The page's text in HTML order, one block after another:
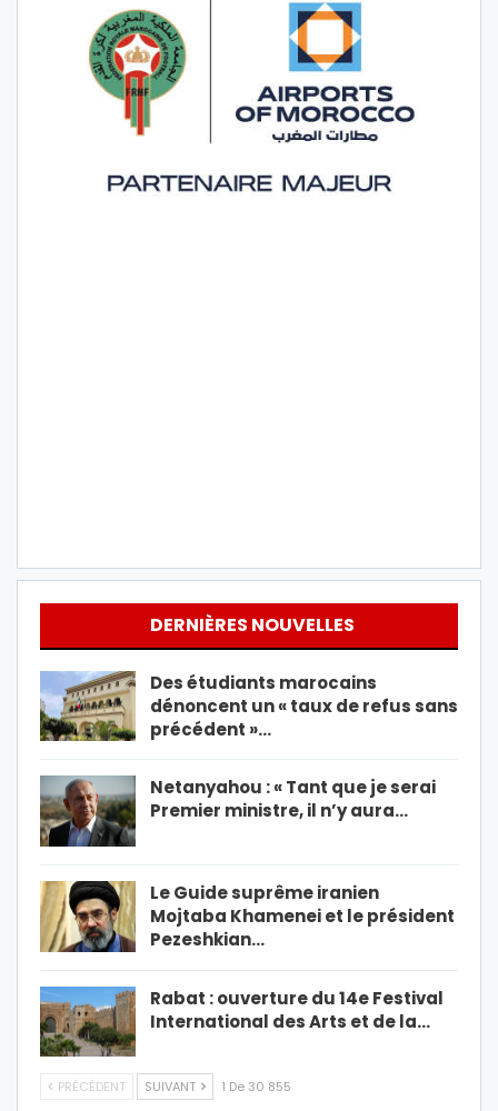
DERNIÈRES NOUVELLES
Des étudiants marocains
dénoncent un « taux de refus sans
précédent »…
Netanyahou : « Tant que je serai
Premier ministre, il n’y aura…
Le Guide suprême iranien
Mojtaba Khamenei et le président
Pezeshkian…
Rabat : ouverture du 14e Festival
International des Arts et de la…
PRÉCÉDENT SUIVANT 1 De 30 855